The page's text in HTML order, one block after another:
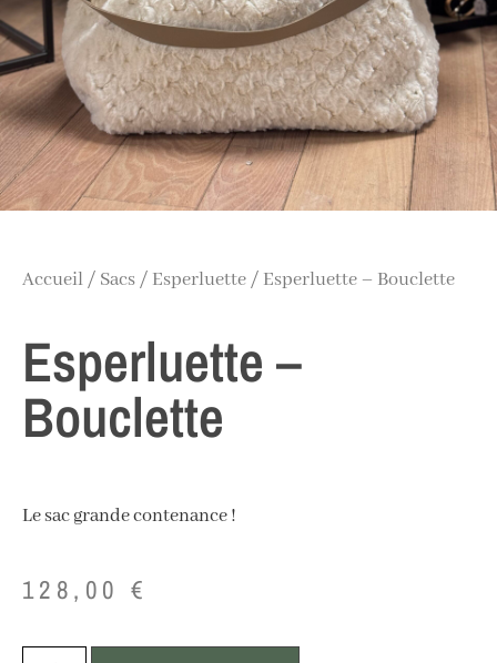
Accueil / Sacs / Esperluette / Esperluette – Bouclette
Esperluette –
Bouclette
Le sac grande contenance !
128,00 €